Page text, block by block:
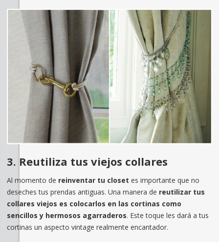
3. Reutiliza tus viejos collares
Al momento de reinventar tu closet es importante que no
deseches tus prendas antiguas. Una manera de reutilizar tus
collares viejos es colocarlos en las cortinas como
sencillos y hermosos agarraderos. Este toque les dará a tus
cortinas un aspecto vintage realmente encantador.